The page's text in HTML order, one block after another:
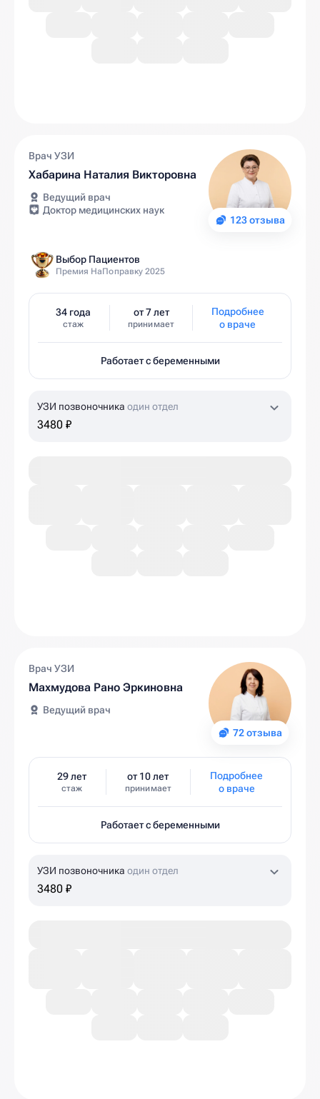
123 отзыва
Врач УЗИ
Хабарина Наталия Викторовна
Ведущий врач
Доктор медицинских наук
Выбор Пациентов
Премия НаПоправку 2025
34 года
стаж
от 7 лет
принимает
Подробнее
о враче
Работает с беременными
УЗИ позвоночника один отдел
3480 ₽
72 отзыва
Врач УЗИ
Махмудова Рано Эркиновна
Ведущий врач
29 лет
стаж
от 10 лет
принимает
Подробнее
о враче
Работает с беременными
УЗИ позвоночника один отдел
3480 ₽